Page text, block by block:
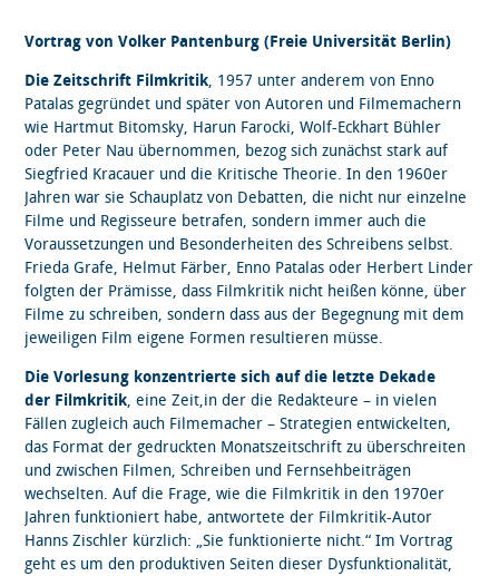
Vortrag von Volker Pantenburg (Freie Universität Berlin)
Die Zeitschrift Filmkritik, 1957 unter anderem von Enno
Patalas gegründet und später von Autoren und Filmemachern
wie Hartmut Bitomsky, Harun Farocki, Wolf-Eckhart Bühler
oder Peter Nau übernommen, bezog sich zunächst stark auf
Siegfried Kracauer und die Kritische Theorie. In den 1960er
Jahren war sie Schauplatz von Debatten, die nicht nur einzelne
Filme und Regisseure betrafen, sondern immer auch die
Voraussetzungen und Besonderheiten des Schreibens selbst.
Frieda Grafe, Helmut Färber, Enno Patalas oder Herbert Linder
folgten der Prämisse, dass Filmkritik nicht heißen könne, über
Filme zu schreiben, sondern dass aus der Begegnung mit dem
jeweiligen Film eigene Formen resultieren müsse.
Die Vorlesung konzentrierte sich auf die letzte Dekade
der Filmkritik, eine Zeit,in der die Redakteure – in vielen
Fällen zugleich auch Filmemacher – Strategien entwickelten,
das Format der gedruckten Monatszeitschrift zu überschreiten
und zwischen Filmen, Schreiben und Fernsehbeiträgen
wechselten. Auf die Frage, wie die Filmkritik in den 1970er
Jahren funktioniert habe, antwortete der Filmkritik-Autor
Hanns Zischler kürzlich: „Sie funktionierte nicht.“ Im Vortrag
geht es um den produktiven Seiten dieser Dysfunktionalität,